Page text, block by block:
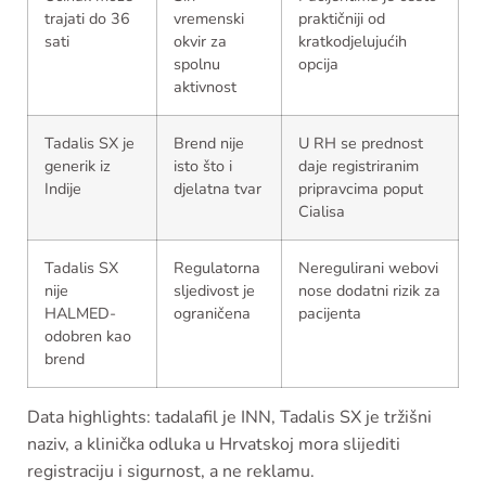
trajati do 36
sati
vremenski
okvir za
spolnu
aktivnost
praktičniji od
kratkodjelujućih
opcija
Tadalis SX je
generik iz
Indije
Brend nije
isto što i
djelatna tvar
U RH se prednost
daje registriranim
pripravcima poput
Cialisa
Tadalis SX
nije
HALMED-
odobren kao
brend
Regulatorna
sljedivost je
ograničena
Neregulirani webovi
nose dodatni rizik za
pacijenta
Data highlights: tadalafil je INN, Tadalis SX je tržišni
naziv, a klinička odluka u Hrvatskoj mora slijediti
registraciju i sigurnost, a ne reklamu.